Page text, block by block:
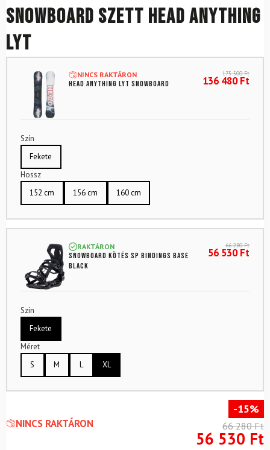
Snowboard szett HEAD Anything
LYT
NINCS RAKTÁRON
HEAD Anything LYT Snowboard
175 500Ft
136 480Ft
Szín
Fekete
Hossz
152 cm
156 cm 160 cm
RAKTÁRON
Snowboard kötés SP BINDINGS Base
Black
66 280Ft
56 530Ft
Szín
Fekete
Méret
S
M L XL
NINCS RAKTÁRON
-15%
66 280Ft
56 530 Ft